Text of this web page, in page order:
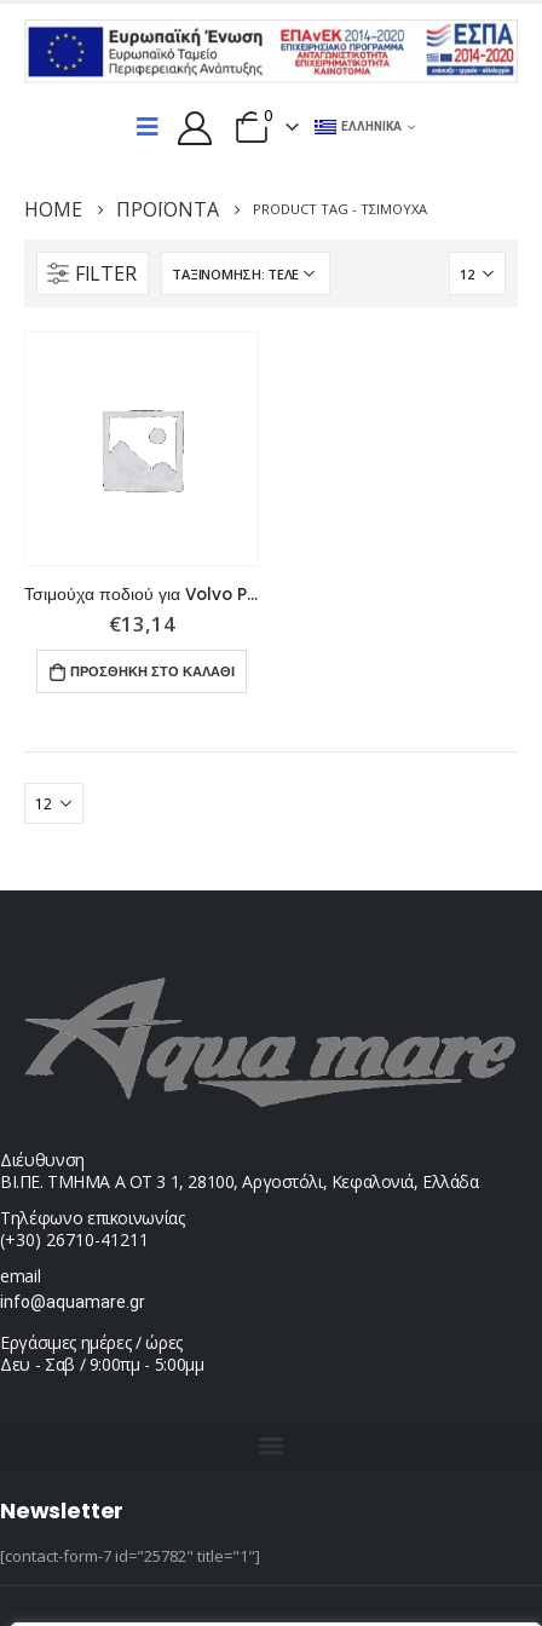
0
ΕΛΛΗΝΙΚΆ
HOME ΠΡΟΪΌΝΤΑ PRODUCT TAG - ΤΣΙΜΟΎΧΑ
FILTER
Τσιμούχα ποδιού για Volvo Penta AQ, DP, XDP, αντικαθιστά τον εργοστασιακό κωδικό: 851407
€13,14
ΠΡΟΣΘΉΚΗ ΣΤΟ ΚΑΛΆΘΙ
Διέυθυνση
ΒΙ.ΠΕ. ΤΜΗΜΑ Α ΟΤ 3 1, 28100, Αργοστόλι, Κεφαλονιά, Ελλάδα
Τηλέφωνο επικοινωνίας
(+30) 26710-41211
email
info@aquamare.gr
Εργάσιμες ημέρες / ώρες
Δευ - Σαβ / 9:00πμ - 5:00μμ
Newsletter
[contact-form-7 id="25782" title="1"]